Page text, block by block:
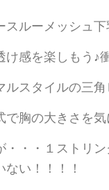
スルーメッシュ
け感を楽しもう
ルスタイルの三
で胸の大きさを
・・・１ストリ
い！！！！